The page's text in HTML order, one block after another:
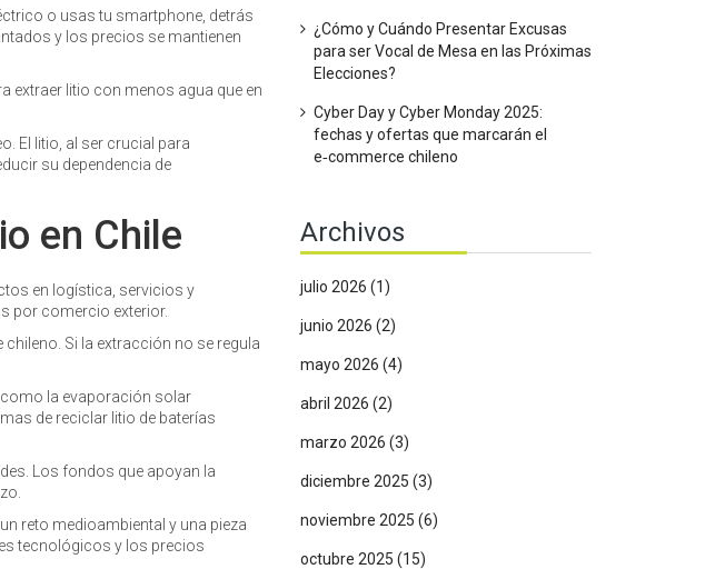
o usas tu smartphone, detrás
y los precios se mantienen
extraer litio con menos agua que en
El litio, al ser crucial para
su dependencia de
en Chile
en logística, servicios y
por comercio exterior.
Si la extracción no se regula
la evaporación solar
de reciclar litio de baterías
Los fondos que apoyan la
reto medioambiental y una pieza
tecnológicos y los precios
¿Cómo y Cuándo Presentar Excusas
para ser Vocal de Mesa en las Próximas
Elecciones?
Cyber Day y Cyber Monday 2025:
fechas y ofertas que marcarán el
e‑commerce chileno
Archivos
julio 2026 (1)
junio 2026 (2)
mayo 2026 (4)
abril 2026 (2)
marzo 2026 (3)
diciembre 2025 (3)
noviembre 2025 (6)
octubre 2025 (15)